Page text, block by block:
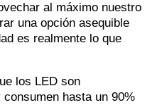
al máximo nuestro
una opción asequible
es realmente lo que
los LED son
hasta un 90%